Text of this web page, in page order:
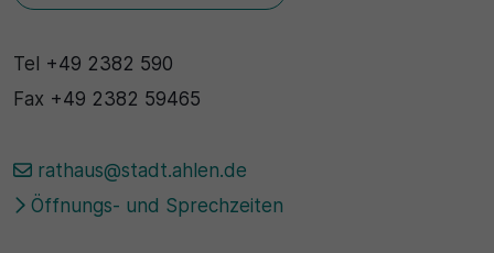
Tel +49 2382 590
Fax +49 2382 59465
rathaus@stadt.ahlen.de
Öffnungs- und Sprechzeiten